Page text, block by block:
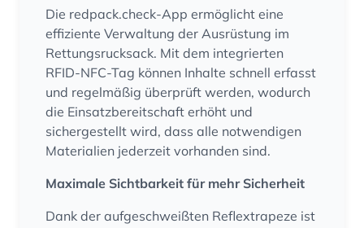
Die redpack.check-App ermöglicht eine
effiziente Verwaltung der Ausrüstung im
Rettungsrucksack. Mit dem integrierten
RFID-NFC-Tag können Inhalte schnell erfasst
und regelmäßig überprüft werden, wodurch
die Einsatzbereitschaft erhöht und
sichergestellt wird, dass alle notwendigen
Materialien jederzeit vorhanden sind.
Maximale Sichtbarkeit für mehr Sicherheit
Dank der aufgeschweißten Reflextrapeze ist